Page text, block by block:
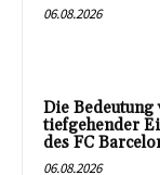
06.08.2026
Die Bedeutung
tiefgehender
des FC
06.08.2026